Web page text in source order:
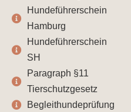
Hundeführerschein
Hamburg
Hundeführerschein
SH
Paragraph §11
Tierschutzgesetz
Begleithundeprüfung